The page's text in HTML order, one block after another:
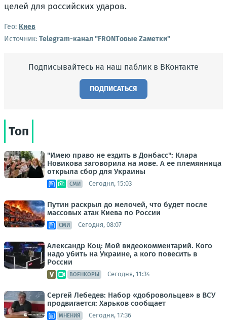
целей для российских ударов.
Гео: Киев
Источник: Telegram-канал "FRONTовые Zаметки"
Подписывайтесь на наш паблик в ВКонтакте
ПОДПИСАТЬСЯ
Топ
"Имею право не ездить в Донбасс": Клара
Новикова заговорила на мове. А ее племянница
открыла сбор для Украины
СМИ Сегодня, 15:03
Путин раскрыл до мелочей, что будет после
массовых атак Киева по России
СМИ Сегодня, 08:07
Александр Коц: Мой видеокомментарий. Кого
надо убить на Украине, а кого повесить в
России
ВОЕНКОРЫ Сегодня, 11:34
Сергей Лебедев: Набор «добровольцев» в ВСУ
продвигается: Харьков сообщает
МНЕНИЯ Сегодня, 17:36